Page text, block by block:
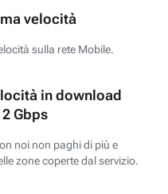
velocità
sulla rete Mobile.
in download
Gbps
noi non paghi di più e
zone coperte dal servizio.